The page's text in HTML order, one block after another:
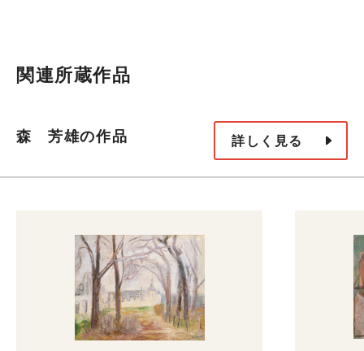
関連所蔵作品
森 芳雄の作品 詳しく見る